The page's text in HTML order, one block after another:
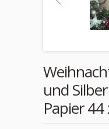
und
Papier